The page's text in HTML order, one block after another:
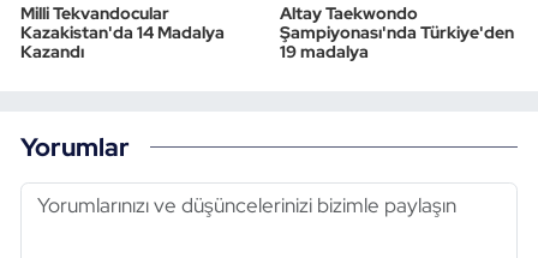
Milli Tekvandocular
Kazakistan'da 14 Madalya
Kazandı
Altay Taekwondo
Şampiyonası'nda Türkiye'den
19 madalya
Yorumlar